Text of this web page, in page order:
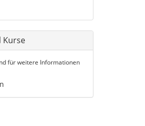
Kurse
für weitere Informationen